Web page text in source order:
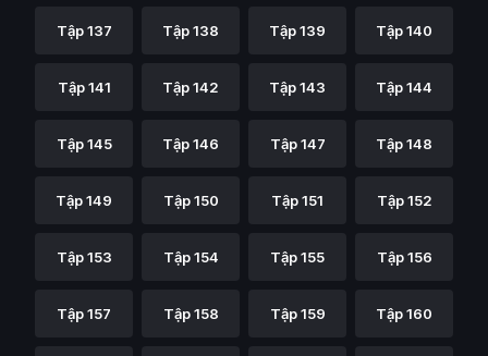
Tập 137 Tập 138 Tập 139 Tập 140
Tập 141 Tập 142 Tập 143 Tập 144
Tập 145 Tập 146 Tập 147 Tập 148
Tập 149 Tập 150 Tập 151 Tập 152
Tập 153 Tập 154 Tập 155 Tập 156
Tập 157 Tập 158 Tập 159 Tập 160